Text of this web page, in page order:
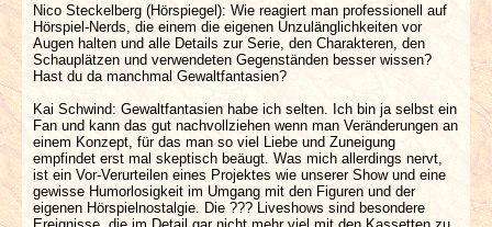
Nico Steckelberg (Hörspiegel): Wie reagiert man professionell auf
Hörspiel-Nerds, die einem die eigenen Unzulänglichkeiten vor
Augen halten und alle Details zur Serie, den Charakteren, den
Schauplätzen und verwendeten Gegenständen besser wissen?
Hast du da manchmal Gewaltfantasien?
Kai Schwind: Gewaltfantasien habe ich selten. Ich bin ja selbst ein
Fan und kann das gut nachvollziehen wenn man Veränderungen an
einem Konzept, für das man so viel Liebe und Zuneigung
empfindet erst mal skeptisch beäugt. Was mich allerdings nervt,
ist ein Vor-Verurteilen eines Projektes wie unserer Show und eine
gewisse Humorlosigkeit im Umgang mit den Figuren und der
eigenen Hörspielnostalgie. Die ??? Liveshows sind besondere